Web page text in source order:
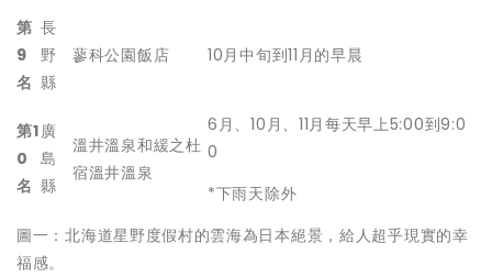
第
9
名
長
野
縣
蓼科公園飯店 10月中旬到11月的早晨
第1
0
名
廣
島
縣
溫井溫泉和緩之杜
宿溫井溫泉
6月、10月、11月每天早上5:00到9:0
0
*下雨天除外
圖一：北海道星野度假村的雲海為日本絕景，給人超乎現實的幸
福感。